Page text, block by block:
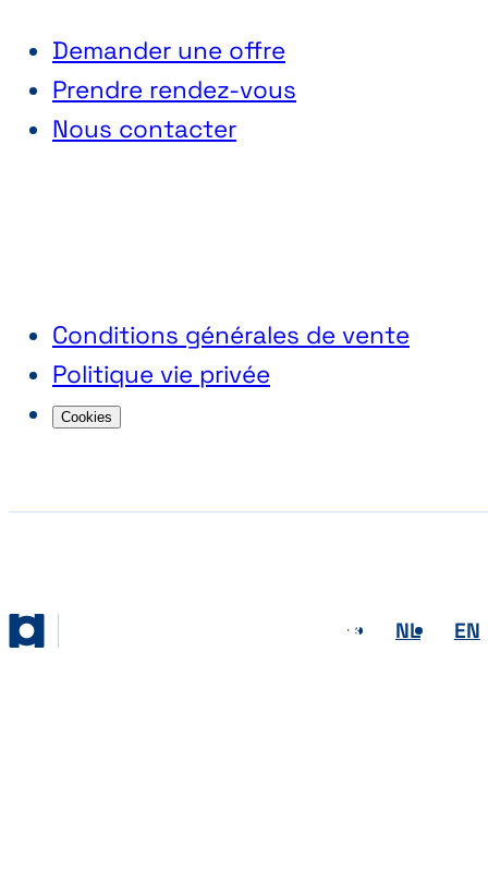
Abihome
Conditions générales de vente
Politique vie privée
Cookies
FR NL EN
Demander une offre
Prendre rendez-vous
Nous contacter